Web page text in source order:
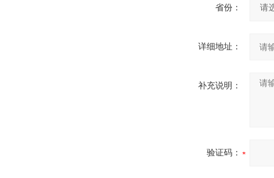
省份：
详细地址：
补充说明：
验证码：